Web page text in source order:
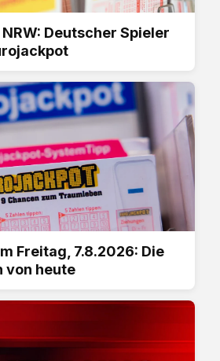
Deutscher Spieler
Freitag, 7.8.2026: Die
von heute